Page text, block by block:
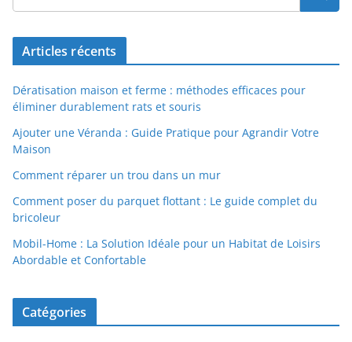
Articles récents
Dératisation maison et ferme : méthodes efficaces pour
éliminer durablement rats et souris
Ajouter une Véranda : Guide Pratique pour Agrandir Votre
Maison
Comment réparer un trou dans un mur
Comment poser du parquet flottant : Le guide complet du
bricoleur
Mobil-Home : La Solution Idéale pour un Habitat de Loisirs
Abordable et Confortable
Catégories